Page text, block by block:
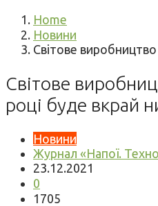
Home
Новини
Світове
Світове
році буде вкрай
Новини
Журнал «Напої.
23.12.2021
0
1705